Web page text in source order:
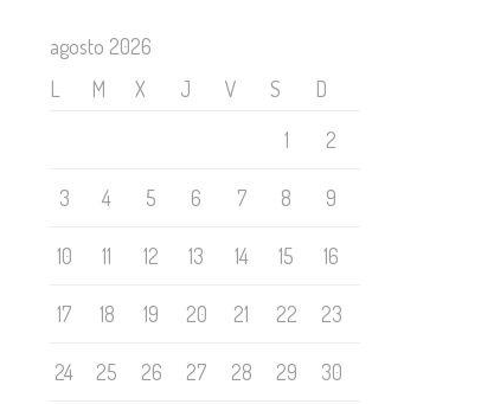
agosto 2026
L
M X J V S
D
1
2
3 4 5 6 7 8 9
10 11 12 13 14 15 16
17 18 19 20 21 22 23
24 25 26 27 28 29 30